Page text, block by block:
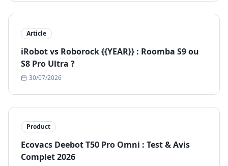
Article
iRobot vs Roborock {{YEAR}} : Roomba S9 ou
S8 Pro Ultra ?
30/07/2026
Product
Ecovacs Deebot T50 Pro Omni : Test & Avis
Complet 2026